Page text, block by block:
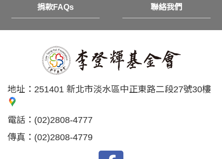
捐款FAQs 聯絡我們
地址： 251401 新北市淡水區中正東路二段27號30樓
電話： (02)2808-4777
傳真： (02)2808-4779